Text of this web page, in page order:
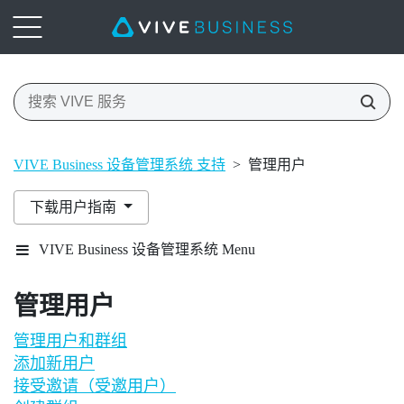
VIVE Business 设备管理系统 支持 > 管理用户
下载用户指南
VIVE Business 设备管理系统 Menu
管理用户
管理用户和群组
添加新用户
接受邀请（受邀用户）